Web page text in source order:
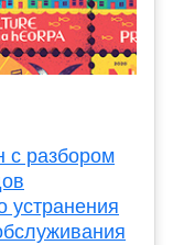
с разбором
устранения